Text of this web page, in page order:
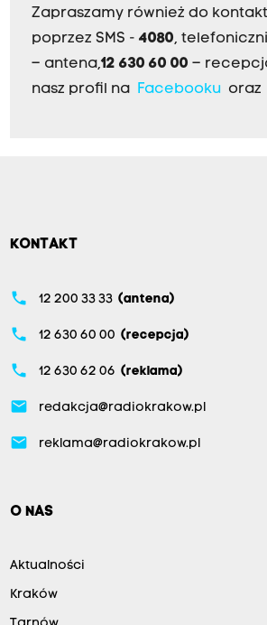
Zapraszamy również do
poprzez SMS - 4080,
– antena,12 630 60 00 –
nasz profil na Facebookuoraz
KONTAKT
phone 12 200 33 33 (antena)
phone 12 630 60 00 (recepcja)
phone 12 630 62 06 (reklama)
email redakcja@radiokrakow.pl
email reklama@radiokrakow.pl
O NAS
Aktualności
Kraków